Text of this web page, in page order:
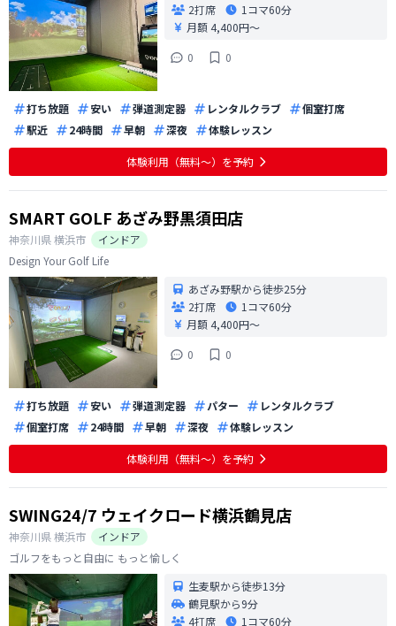
2打席
1コマ60分
月額 4,400円〜
0
0
打ち放題 安い 弾道測定器 レンタルクラブ
個室打席
駅近
24時間 早朝 深夜 体験レッスン
体験利用（無料〜）を予約
SMART GOLF あざみ野黒須田店
神奈川県横浜市
インドア
Design Your Golf Life
あざみ野駅から徒歩25分
2打席
1コマ60分
月額 4,400円〜
0
0
打ち放題 安い 弾道測定器 パター
レンタルクラブ
個室打席
24時間 早朝 深夜 体験レッスン
体験利用（無料〜）を予約
SWING24/7 ウェイクロード横浜鶴見店
神奈川県横浜市
インドア
ゴルフをもっと自由に もっと愉しく
生麦駅から徒歩13分
鶴見駅から9分
4打席
1コマ60分